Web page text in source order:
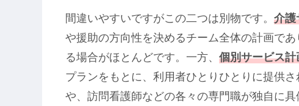
間違いやすいですがこの二つは別物です。 介護
や援助の方向性を決めるチーム全体の計画で
る場合がほとんどです。一方、 個別サービス
プランをもとに、利用者ひとりひとりに提供
や、訪問看護師などの各々の専門職が独自に